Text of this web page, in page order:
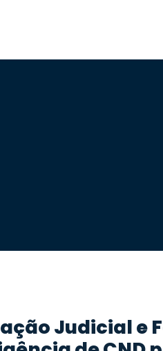
Judicial e